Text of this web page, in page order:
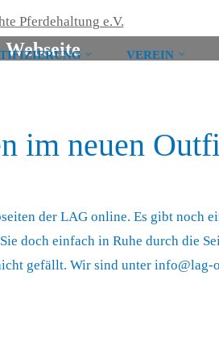
Arbeits-
VEREIN
im neuen
der LAG online. Es gibt noch
doch einfach in Ruhe durch die
gefällt. Wir sind unter info@lag-